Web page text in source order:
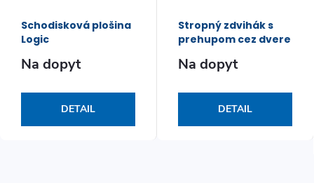
Schodisková plošina
Logic
Na dopyt
DETAIL
Stropný zdvihák s
prehupom cez dvere
Na dopyt
DETAIL